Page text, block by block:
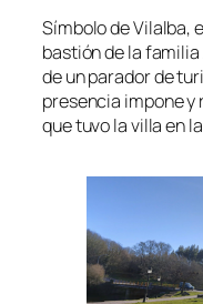
Símbolo de Vilalba,
bastión de la
de un parador de
presencia impone y
que tuvo la villa en